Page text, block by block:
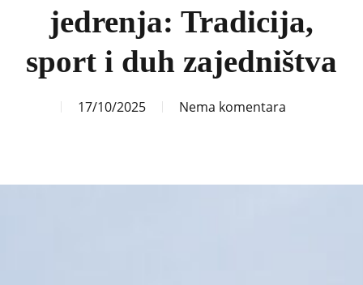
jedrenja: Tradicija,
sport i duh zajedništva
17/10/2025 Nema komentara